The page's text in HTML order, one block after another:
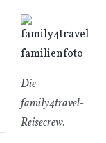
Die
family4travel-
Reisecrew.